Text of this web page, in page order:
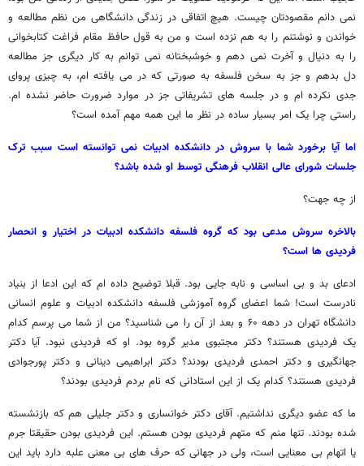
نمی دانم مقصودتان چیست. هیچ اتفاقی در زندگی دانشگاهی من نظم مطالعه و
خواندن و نوشتنم را به هم نزده است و من به قول حافظ مقام فراغت کتابخوانی
را به دنیال و آخرت نمی دهم و خوشبختانه نمی توانم به کار دیگری جز مطالعه
دل بدهم و جز به سخن فلسفه به صورتی که در می یافته ام، به چیزی پروای
جدی نکرده ام و در جلسه های تشریفاتی جز در موارد ضرورت حاضر نشده ام.
راستی چرا یک امر بسیار ساده در نظر ما این همه مهم آمده است؟
اما آیا برخورد شما با سروش در دانشکده ادبیات نمی توانسته است سبب ترک
جلسات شورای عالی انقلاب فرهنگی توسط او شده باشد؟
از چه جهت؟
بالاخره سروش مدعی بود که گروه فلسفه دانشکده ادبیات در اختیار و انحصار
فردیدی ها است؟
ادعای بد و بی اساسی و نابه جایی بود. قبلا توضیح داده ام که این ادعا از بنیاد
نادرست است! شما اعضای گروه آموزشی فلسفه دانشکده ادبیات و علوم انسانی
دانشگاه تهران در دهه ۶۰ و بعد از آن را می شناسید؟ من از شما می پرسم کدام
یک فردیدی هستند؟ دکتر مجتبوی مدیر گروه بود. او که فردیدی نبود. آیا دکتر
جهانگیری و دکتر احمدی فردیدی بودند؟ دکتر ابراهیمی دینانی و دکتر پورجوادی
فردیدی هستند؟ کدام یک از این استادانی که نام بردم فردیدی بودند؟
ما که عضو دیگری نداشتیم. آقای دکتر خوانساری و دکتر جلیلی هم که بازنشسته
شده بودند. تنها منم که متهم فردیدی بودن هستم. این فردیدی بودن حقیقتا جرم
یا اتهام بی معنایی است، ولی در جهانی که حرف های بی معنی علبه دارد باید این